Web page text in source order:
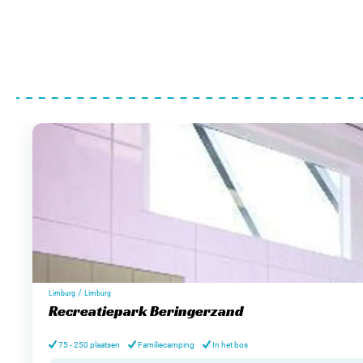
Limburg / Limburg
Recreatiepark Beringerzand
75 - 250 plaatsen Familiecamping In het bos